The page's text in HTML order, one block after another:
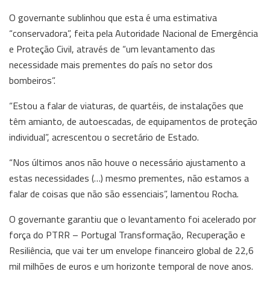
O governante sublinhou que esta é uma estimativa
“conservadora”, feita pela Autoridade Nacional de Emergência
e Proteção Civil, através de “um levantamento das
necessidade mais prementes do país no setor dos
bombeiros”.
“Estou a falar de viaturas, de quartéis, de instalações que
têm amianto, de autoescadas, de equipamentos de proteção
individual”, acrescentou o secretário de Estado.
“Nos últimos anos não houve o necessário ajustamento a
estas necessidades (…) mesmo prementes, não estamos a
falar de coisas que não são essenciais”, lamentou Rocha.
O governante garantiu que o levantamento foi acelerado por
força do PTRR – Portugal Transformação, Recuperação e
Resiliência, que vai ter um envelope financeiro global de 22,6
mil milhões de euros e um horizonte temporal de nove anos.